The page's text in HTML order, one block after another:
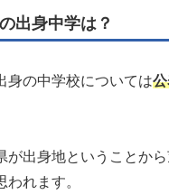
出身中学は？
身の中学校については
が出身地ということか
れます。